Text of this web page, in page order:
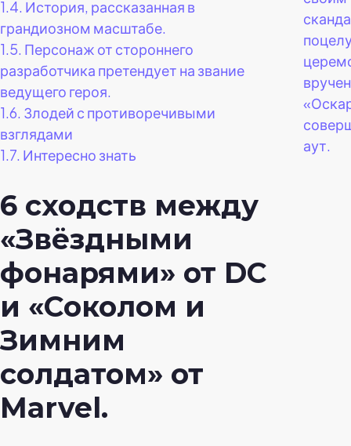
1.4. История, рассказанная в
грандиозном масштабе.
1.5. Персонаж от стороннего
разработчика претендует на звание
ведущего героя.
1.6. Злодей с противоречивыми
взглядами
1.7. Интересно знать
6 сходств между
«Звёздными
фонарями» от DC
и «Соколом и
Зимним
солдатом» от
Marvel.
аут.